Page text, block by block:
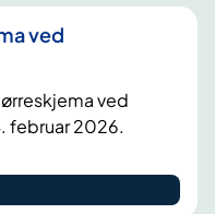
ved
ved
februar 2026.